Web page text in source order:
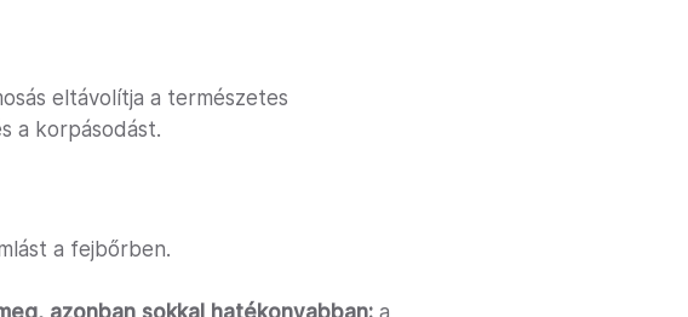
eltávolítja a természetes
a korpásodást.
a fejbőrben.
azonban sokkal hatékonyabban: a